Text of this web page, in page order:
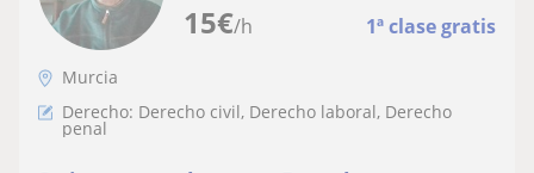
15€/h 1ª clase gratis
Murcia
Derecho: Derecho civil, Derecho laboral, Derecho
penal